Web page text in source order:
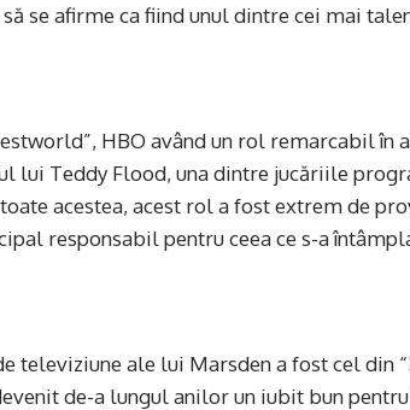
se afirme ca fiind unul dintre cei mai
HBO având un rol remarcabil în
lui Teddy Flood, una dintre jucăriile
acestea, acest rol a fost extrem de
responsabil pentru ceea ce s-a
televiziune ale lui Marsden a fost cel din
de-a lungul anilor un iubit bun